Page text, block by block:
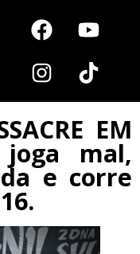
EM
joga mal,
e corre